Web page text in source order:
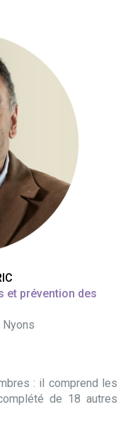
et prévention des
Nyons
: il comprend les
de 18 autres